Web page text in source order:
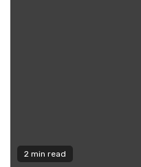
2 min read